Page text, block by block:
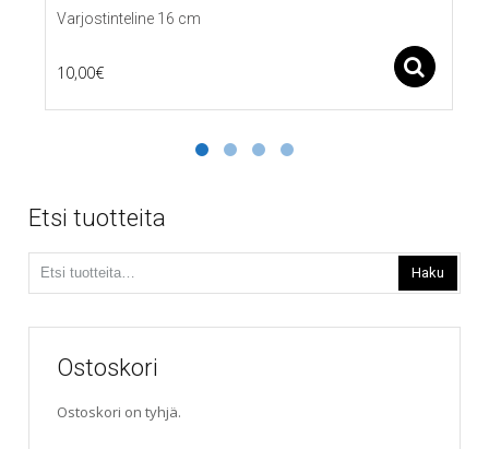
Varjostinteline 16 cm
10,00€
Etsi tuotteita
Haku
Ostoskori
Ostoskori on tyhjä.